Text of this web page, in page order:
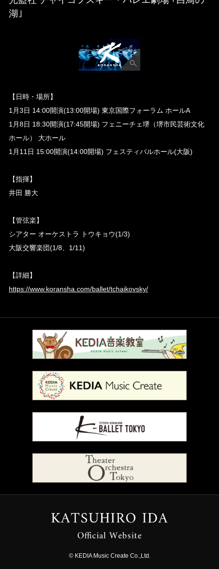
湖｣
【日時・場所】
1月3日 14:00開演(13:00開場) 東京国際フォーラム ホールA
1月8日 18:30開演(17:45開場) フェニーチェ堺（堺市民芸術文化
ホール） 大ホール
1月11日 15:00開演(14:00開場) フェスティバルホール(大阪)
【指揮】
井田 勝大
【管弦楽】
シアター オーケストラ トウキョウ(1/3)
大阪交響楽団(1/8、1/11)
【詳細】
https://www.koransha.com/ballet/tchaikovsky/
© KEDIA Music Create Co.,Ltd.